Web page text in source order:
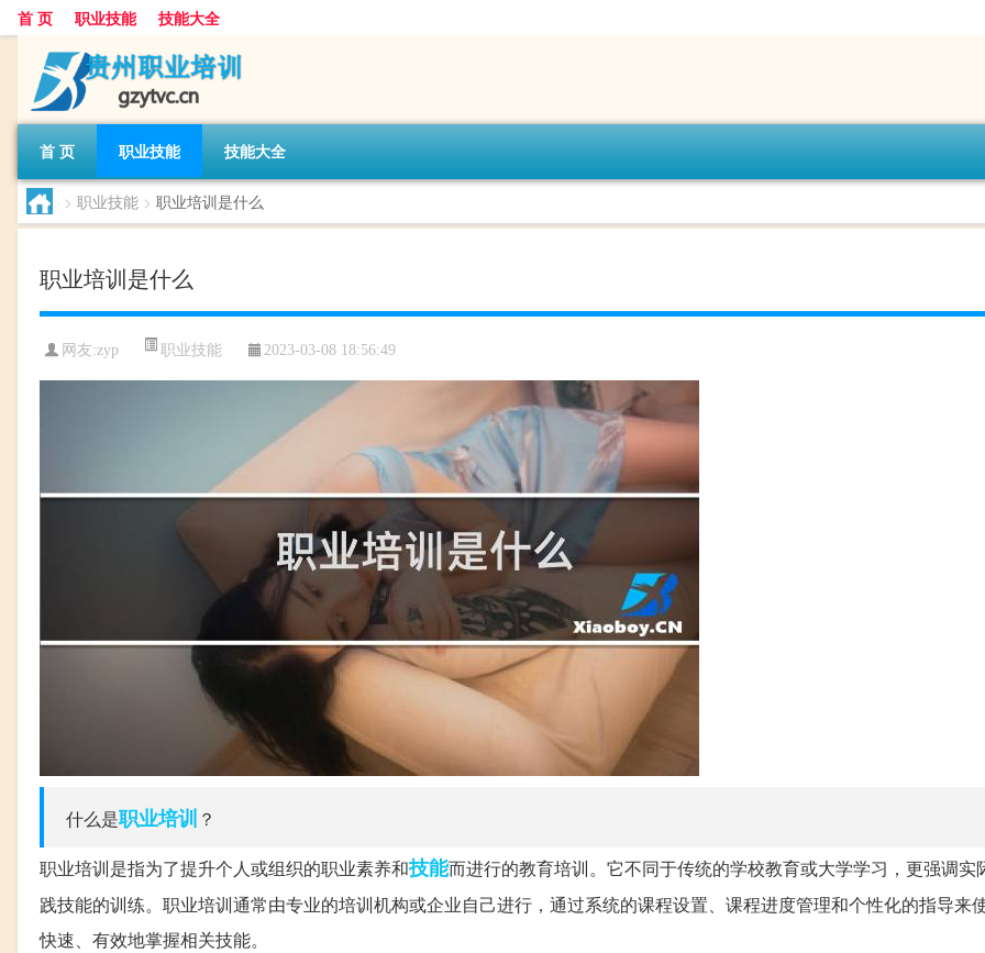
首 页 职业技能 技能大全
首 页 职业技能 技能大全
> 职业技能 > 职业培训是什么
职业培训是什么
网友:zyp 职业技能 2023-03-08 18:56:49
什么是职业培训 ？
职业培训是指为了提升个人或组织的职业素养和技能而进行的教育培训。它不同于传统的学校教育或大学学习，更强调实
践技能的训练。职业培训通常由专业的培训机构或企业自己进行，通过系统的课程设置、课程进度管理和个性化的指导来
快速、有效地掌握相关技能。